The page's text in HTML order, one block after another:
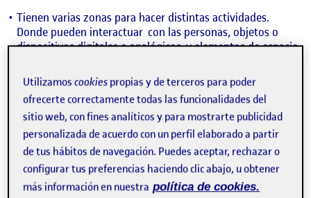
Tienen varias zonas para hacer distintas actividades.
Donde pueden interactuar con las personas, objetos o
dispositivos digitales o analógicos y elementos de espacio
Zona de lectura:para leer, informar y trabajar mediante la
interacción de libros u otros usuarios.
Zona de multimedia:para el ocio o trabajo mediante
dispositivos digitales.
Zona infantil:para el ocio y educación para los más
pequeños con sus padres, amigos o profesores realizando la
Utilizamoscookies propias y de terceros para poder
ofrecerte correctamente todas las funcionalidades del
sitio web, con fines analíticos y para mostrarte publicidad
personalizada de acuerdo con un perfil elaborado a partir
de tus hábitos de navegación. Puedes aceptar, rechazar o
configurar tus preferencias haciendo clic abajo, u obtener
más información en nuestra política de cookies.